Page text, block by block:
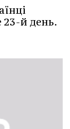
23-й день.